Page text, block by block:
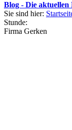
Blog - Die aktuellen
Sie sind hier:
Stunde:
Firma Gerken